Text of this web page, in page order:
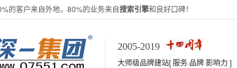
的客户来自外地，80%的业务来自搜索引擎和良好口碑！
2005-2019
大师级品牌建站[ 服务·品牌·影响力 ]